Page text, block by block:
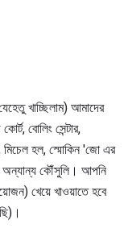
খাচ্ছিলাম) আমাদের
বোলিং সেন্টার,
মিচেল হল, স্মোকিন 'জো এর
অন্যান্য কৌঁসুলি। আপনি
খেয়ে খাওয়াতে হবে